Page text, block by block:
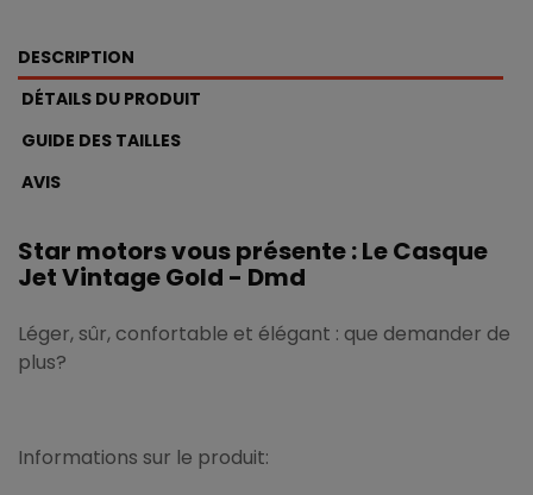
DESCRIPTION
DÉTAILS DU PRODUIT
GUIDE DES TAILLES
AVIS
Star motors vous présente : Le Casque
Jet Vintage Gold - Dmd
Léger, sûr, confortable et élégant : que demander de
plus?
Informations sur le produit: